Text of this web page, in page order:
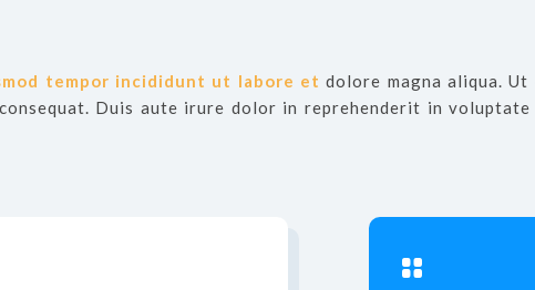
tempor incididunt ut labore et dolore magna aliqua. Ut
Duis aute irure dolor in reprehenderit in